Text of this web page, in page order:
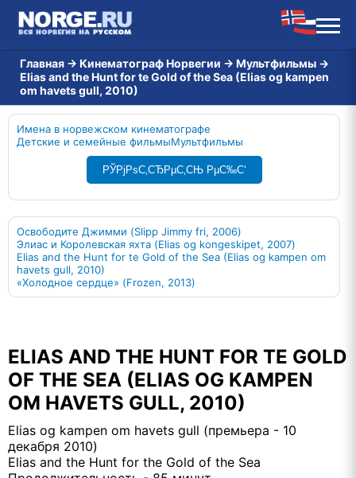
Главная → Кинематограф Норвегии → Мультфильмы →
Elias and the Hunt for te Gold of the Sea (Elias og kampen
om havets gull, 2010)
Имена в норвежском кинематографе
Детские и семейные фильмыМультфильмы
РЎРјРѕС‚СЂРµС‚СЊ РµС‰С‘
Освободите Джимми (Slipp Jimmy fri, 2006)
Элиас и Королевская яхта (Elias og kongeskipet, 2007)
Elias and the Hunt for te Gold of the Sea (Elias og kampen om
havets gull, 2010)
«Холодное сердце» (Frozen, 2013)
ELIAS AND THE HUNT FOR TE GOLD
OF THE SEA (ELIAS OG KAMPEN
OM HAVETS GULL, 2010)
Elias og kampen om havets gull (премьера - 10
декабря 2010)
Elias and the Hunt for the Gold of the Sea